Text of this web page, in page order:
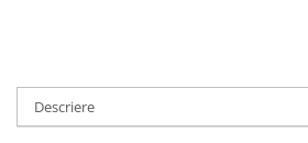
Descriere